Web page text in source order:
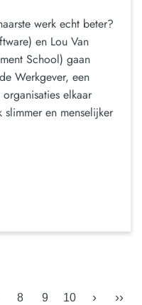
werk echt beter?
en Lou Van
School) gaan
Werkgever, een
elkaar
en menselijker
8 9 10 › ››